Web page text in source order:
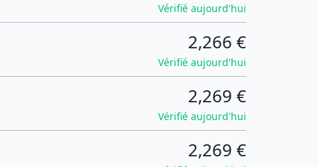
Vérifié aujourd'hui
2,266 €
Vérifié aujourd'hui
2,269 €
Vérifié aujourd'hui
2,269 €